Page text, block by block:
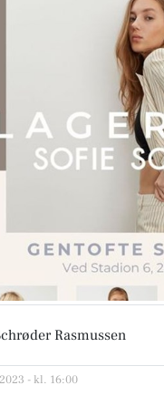
Rasmussen
- kl. 16:00